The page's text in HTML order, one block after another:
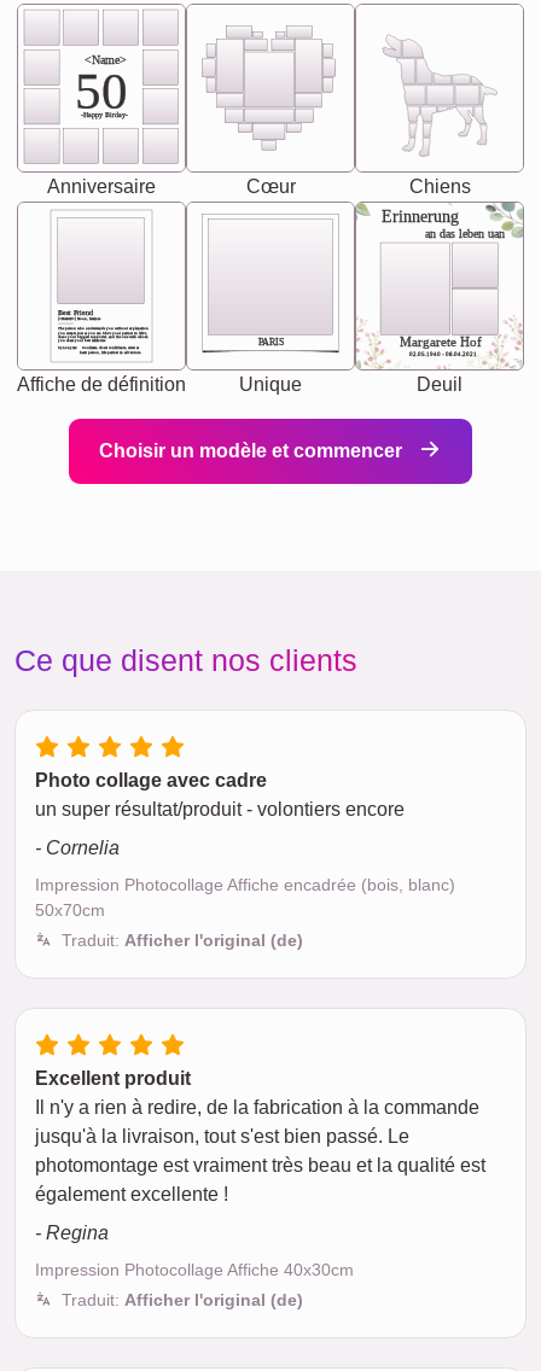
<Name>
50
-Happy Birday-
Anniversaire Cœur Chiens
Best Friend
[<NAME>] Noun, feminie
Synonyms: Soulmate, closet confidante, sister at
heart person, life partner in adventure.
The person who understands you without explanation
you accepts just as you are. She's your partner in life's,
chaos your biggest supporter, and the one with whom
you share your best memories.
Affiche de définition
PARIS
Unique
Erinnerung
an das leben uan
Margarete Hof
02.05.1940 - 08.04.2021
Deuil
Choisir un modèle et commencer
Ce que disent nos clients
Photo collage avec cadre
un super résultat/produit - volontiers encore
- Cornelia
Impression Photocollage Affiche encadrée (bois, blanc)
50x70cm
Traduit: Afficher l'original (de)
Excellent produit
Il n'y a rien à redire, de la fabrication à la commande
jusqu'à la livraison, tout s'est bien passé. Le
photomontage est vraiment très beau et la qualité est
également excellente !
- Regina
Impression Photocollage Affiche 40x30cm
Traduit: Afficher l'original (de)